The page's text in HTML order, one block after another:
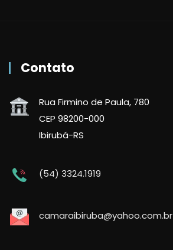
Contato
Rua Firmino de Paula, 780
CEP 98200-000
Ibirubá-RS
(54) 3324.1919
camaraibiruba@yahoo.com.br